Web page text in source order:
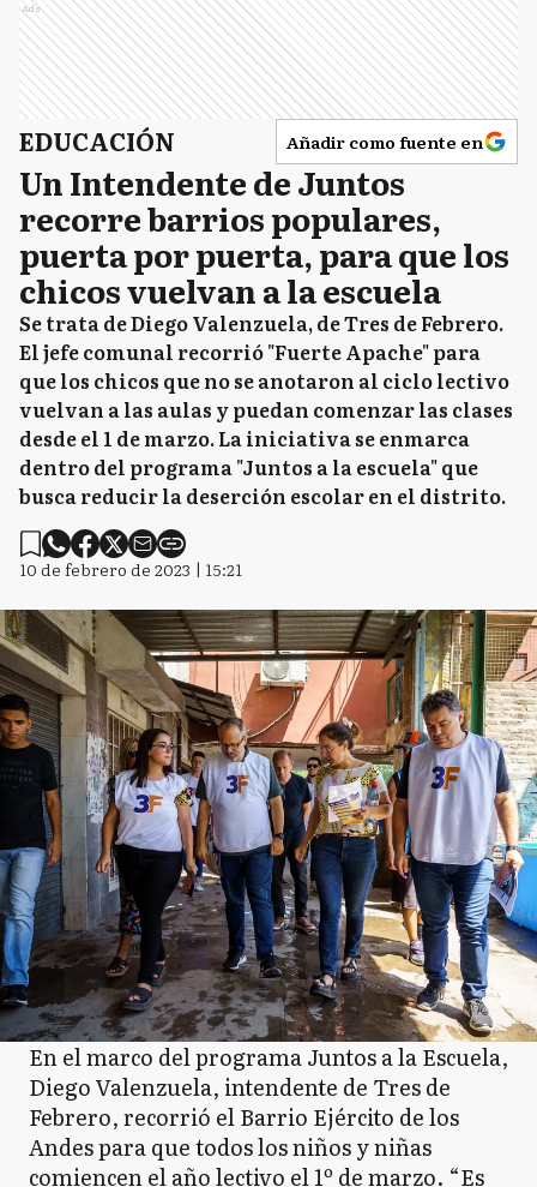
Ads
EDUCACIÓN Añadir como fuente en
Un Intendente de Juntos
recorre barrios populares,
puerta por puerta, para que los
chicos vuelvan a la escuela
Se trata de Diego Valenzuela, de Tres de Febrero.
El jefe comunal recorrió "Fuerte Apache" para
que los chicos que no se anotaron al ciclo lectivo
vuelvan a las aulas y puedan comenzar las clases
desde el 1 de marzo. La iniciativa se enmarca
dentro del programa "Juntos a la escuela" que
busca reducir la deserción escolar en el distrito.
10 de febrero de 2023 | 15:21
En el marco del programa Juntos a la Escuela,
Diego Valenzuela, intendente de Tres de
Febrero, recorrió el Barrio Ejército de los
Andes para que todos los niños y niñas
comiencen el año lectivo el 1º de marzo. “Es